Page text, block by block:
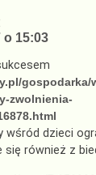
o 15:03
zwolnienia-
wśród dzieci
się również z